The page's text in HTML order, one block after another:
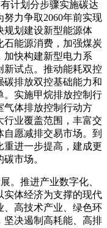
计划分步骤实施碳达
力争取2060年前实现
规划建设新型能源体
石能源消费，加强煤炭
加快构建新型电力系
新试点。推动能耗双控
排放双控基础能力和
。实施甲烷排放控制行
气体排放控制行动方
业覆盖范围，丰富交
愿减排交易市场。到
重进一步提高，建成更
市场。
推进产业数字化、
实体经济为支撑的现代
、高技术产业、绿色环
坚决遏制高耗能、高排